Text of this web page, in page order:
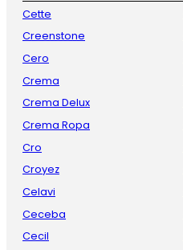
Cette
Creenstone
Cero
Crema
Crema Delux
Crema Ropa
Cro
Croyez
Celavi
Ceceba
Cecil